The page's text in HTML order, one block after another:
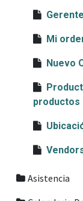
Gerente
Mi
Nuevo
productos
Asistencia